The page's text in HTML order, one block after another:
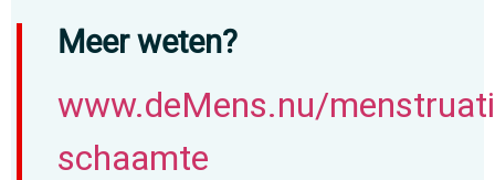
Meer weten?
www.deMens.nu/
schaamte